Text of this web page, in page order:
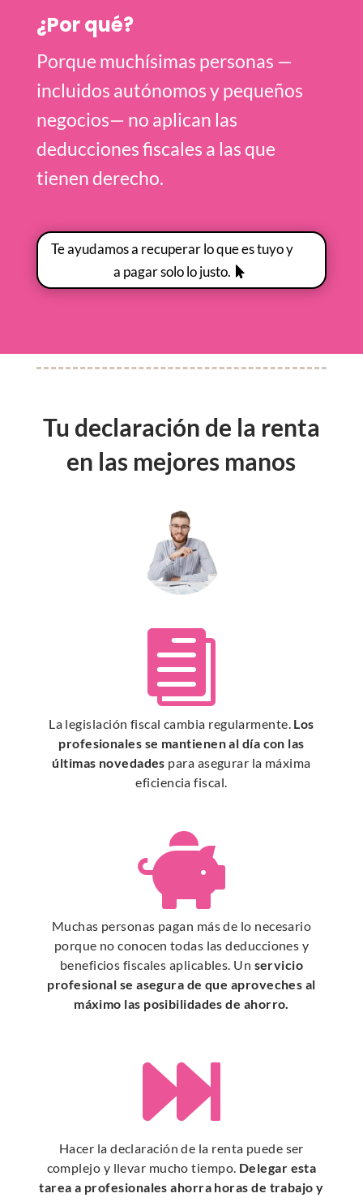
¿Por qué?
Porque muchísimas personas —
incluidos autónomos y pequeños
negocios— no aplican las
deducciones fiscales a las que
tienen derecho.
Te ayudamos a recuperar lo que es tuyo y
a pagar solo lo justo.
Tu declaración de la renta
en las mejores manos

La legislación fiscal cambia regularmente. Los
profesionales se mantienen al día con las
últimas novedades para asegurar la máxima
eficiencia fiscal.

Muchas personas pagan más de lo necesario
porque no conocen todas las deducciones y
beneficios fiscales aplicables. Un servicio
profesional se asegura de que aproveches al
máximo las posibilidades de ahorro.

Hacer la declaración de la renta puede ser
complejo y llevar mucho tiempo. Delegar esta
tarea a profesionales ahorra horas de trabajo y